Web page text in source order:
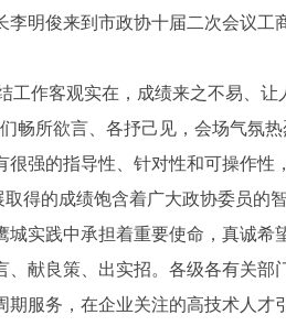
李明俊来到市政协十届二次会议
工作客观实在，成绩来之不易、
畅所欲言、各抒己见，会场气氛
强的指导性、针对性和可操作性
得的成绩饱含着广大政协委员的
实践中承担着重要使命，真诚
献良策、出实招。各级各有关
服务，在企业关注的高技术人